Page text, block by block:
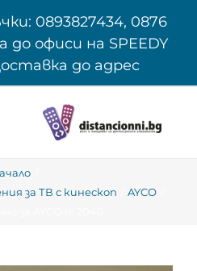
0893827434, 0876
до офиси на SPEEDY
до адрес
за ТВ с кинескоп
AYCO